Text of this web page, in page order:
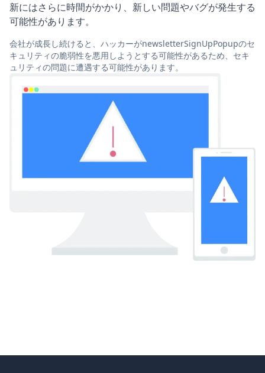
新にはさらに時間がかかり、新しい問題やバグが発生する
可能性があります。
会社が成長し続けると、ハッカーがnewsletterSignUpPopupのセ
キュリティの脆弱性を悪用しようとする可能性があるため、セキ
ュリティの問題に遭遇する可能性があります。